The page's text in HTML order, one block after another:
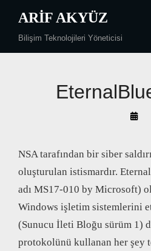
content
ARIF AKYÜZ
Bilişim Teknolojileri Yöneticisi
By
NSA tarafından bir siber
oluşturulan istismardır.
adı MS17-010 by Microsoft)
Windows işletim sistemlerini
(Sunucu İleti Bloğu sürüm 1)
protokolünü kullanan her şey